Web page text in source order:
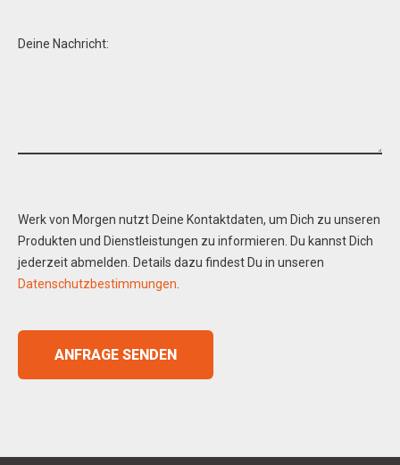
Deine Nachricht:
Werk von Morgen nutzt Deine Kontaktdaten, um Dich zu unseren
Produkten und Dienstleistungen zu informieren. Du kannst Dich
jederzeit abmelden. Details dazu findest Du in unseren
Datenschutzbestimmungen